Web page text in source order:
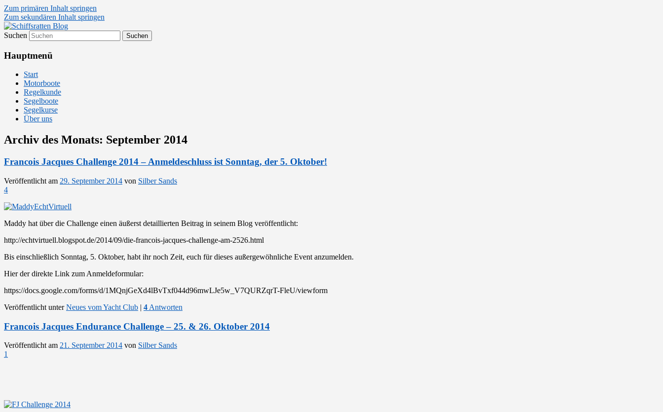
Zum primären Inhalt springen
Zum sekundären Inhalt springen
Schiffsratten Blog
Segelsport in Second Life
Suchen
Hauptmenü
Start
Motorboote
Regelkunde
Segelboote
Segelkurse
Über uns
Archiv des Monats: September 2014
Francois Jacques Challenge 2014 – Anmeldeschluss ist Sonntag, der 5. Oktober!
Veröffentlicht am 29. September 2014 von Silber Sands
4
Maddy hat über die Challenge einen äußerst detaillierten Beitrag in seinem Blog veröffentlicht:
http://echtvirtuell.blogspot.de/2014/09/die-francois-jacques-challenge-am-2526.html
Bis einschließlich Sonntag, 5. Oktober, habt ihr noch Zeit, euch für dieses außergewöhnliche Event anzumelden.
Hier der direkte Link zum Anmeldeformular:
https://docs.google.com/forms/d/1MQnjGeXd4lBvTxf044d96mwLJe5w_V7QURZqrT-FleU/viewform
Veröffentlicht unter Neues vom Yacht Club | 4 Antworten
Francois Jacques Endurance Challenge – 25. & 26. Oktober 2014
Veröffentlicht am 21. September 2014 von Silber Sands
1